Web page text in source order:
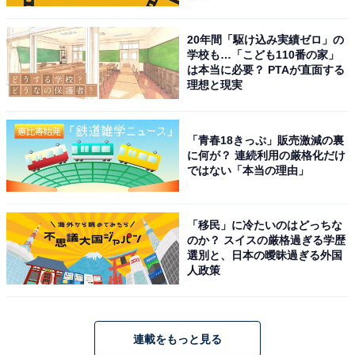
20年間「駆け込み実績ゼロ」の
学校も…「こども110番の家」
は本当に必要？ PTAが直面する
理想と現実
「青春18きっぷ」販売激減の裏
に何が？ 連続利用の厳格化だけ
ではない「本当の理由」
「移民」に冷たいのはどっちな
のか？ スイスの厳格過ぎる学歴
選別と、日本の曖昧過ぎる外国
人政策
連載をもっと見る